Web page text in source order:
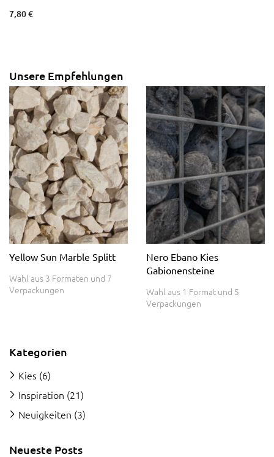
7,80 €
Unsere Empfehlungen
Yellow Sun Marble Splitt
Wahl aus 3 Formaten und 7
Verpackungen
Nero Ebano Kies
Gabionensteine
Wahl aus 1 Format und 5
Verpackungen
Kategorien
Kies (6)
Inspiration (21)
Neuigkeiten (3)
Neueste Posts